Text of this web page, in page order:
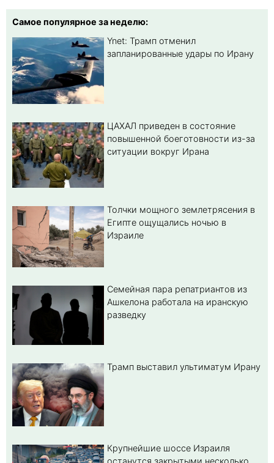
Самое популярное за неделю:
Ynet: Трамп отменил
запланированные удары по Ирану
ЦАХАЛ приведен в состояние
повышенной боеготовности из-за
ситуации вокруг Ирана
Толчки мощного землетрясения в
Египте ощущались ночью в
Израиле
Семейная пара репатриантов из
Ашкелона работала на иранскую
разведку
Трамп выставил ультиматум Ирану
Крупнейшие шоссе Израиля
останутся закрытыми несколько